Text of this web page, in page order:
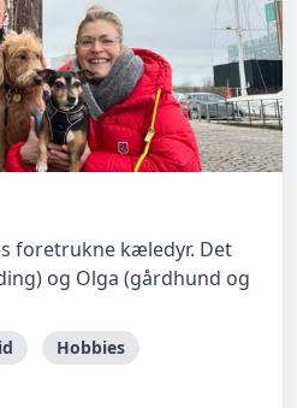
foretrukne kæledyr. Det
og Olga (gårdhund og
Hobbies